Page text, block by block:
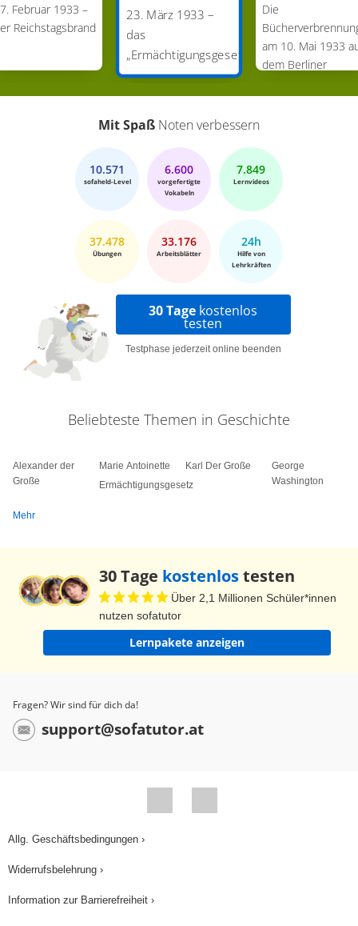
Februar 1933 –
Reichstagsbrand
23. März 1933 –
das
„Ermächtigungsgesetz“
Die
am 10. Mai 1933
dem Berliner
Mit Spaß Noten verbessern
10.571
sofaheld-Level
6.600
vorgefertigte
Vokabeln
7.849
Lernvideos
37.478
Übungen
33.176
Arbeitsblätter
24h
Hilfe von
Lehrkräften
30 Tage kostenlos
testen
Testphase jederzeit online beenden
Beliebteste Themen in Geschichte
Alexander der
Große
Marie Antoinette
Ermächtigungsgesetz
Karl Der Große
George
Washington
Mehr
30 Tage kostenlostesten
Über 2,1 Millionen Schüler*innen
nutzen sofatutor
Lernpakete anzeigen
Fragen? Wir sind für dich da!
support@sofatutor.at
Allg. Geschäftsbedingungen ›
Widerrufsbelehrung ›
Information zur Barrierefreiheit ›